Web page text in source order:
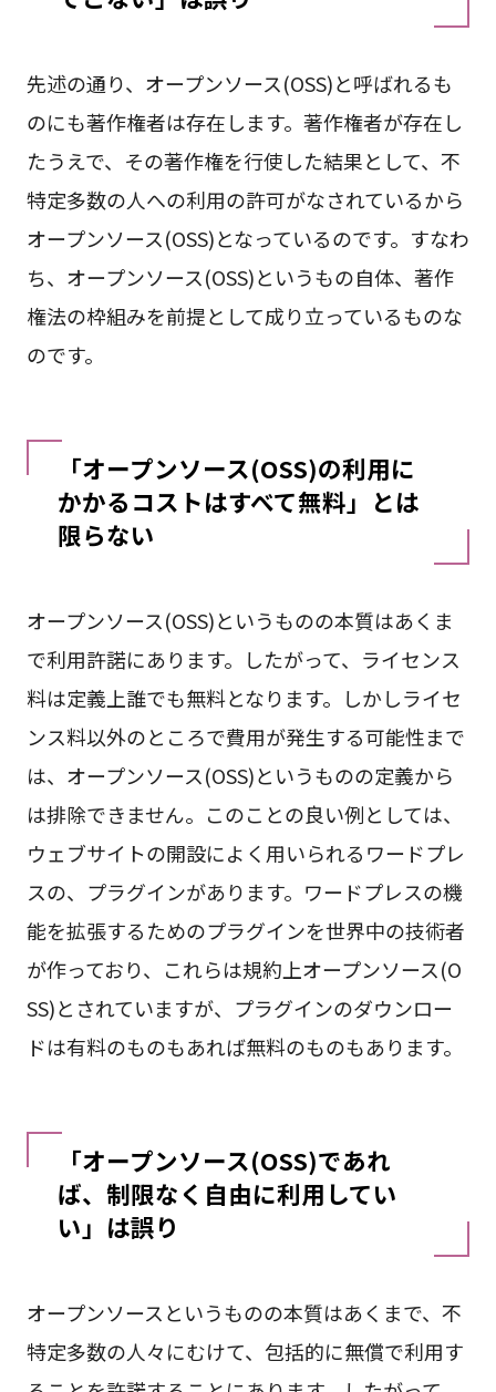
先述の通り、オープンソース(OSS)と呼ばれるも
のにも著作権者は存在します。著作権者が存在し
たうえで、その著作権を行使した結果として、不
特定多数の人への利用の許可がなされているから
オープンソース(OSS)となっているのです。すなわ
ち、オープンソース(OSS)というもの自体、著作
権法の枠組みを前提として成り立っているものな
のです。
「オープンソース(OSS)の利用に
かかるコストはすべて無料」とは
限らない
オープンソース(OSS)というものの本質はあくま
で利用許諾にあります。したがって、ライセンス
料は定義上誰でも無料となります。しかしライセ
ンス料以外のところで費用が発生する可能性まで
は、オープンソース(OSS)というものの定義から
は排除できません。このことの良い例としては、
ウェブサイトの開設によく用いられるワードプレ
スの、プラグインがあります。ワードプレスの機
能を拡張するためのプラグインを世界中の技術者
が作っており、これらは規約上オープンソース(O
SS)とされていますが、プラグインのダウンロー
ドは有料のものもあれば無料のものもあります。
「オープンソース(OSS)であれ
ば、制限なく自由に利用してい
い」は誤り
オープンソースというものの本質はあくまで、不
特定多数の人々にむけて、包括的に無償で利用す